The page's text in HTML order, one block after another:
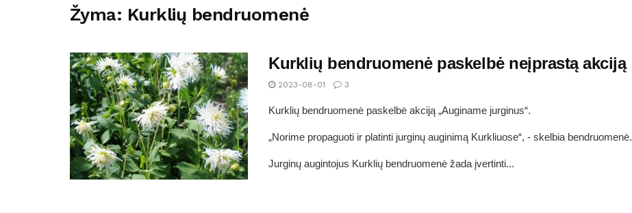
Žyma: Kurklių bendruomenė
Kurklių bendruomenė paskelbė neįprastą akciją
2023-08-01 3
Kurklių bendruomenė paskelbė akciją „Auginame jurginus“.
„Norime propaguoti ir platinti jurginų auginimą Kurkliuose“, - skelbia bendruomenė.
Jurginų augintojus Kurklių bendruomenė žada įvertinti...